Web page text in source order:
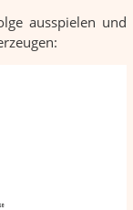
ausspielen und